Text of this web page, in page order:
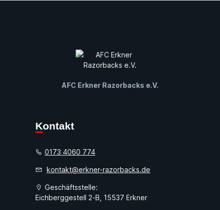
AFC Erkner Razorbacks e.V.
Kontakt
0173 4060 774
kontakt@erkner-razorbacks.de
Geschäftsstelle:
Eichberggestell 2-B, 15537 Erkner